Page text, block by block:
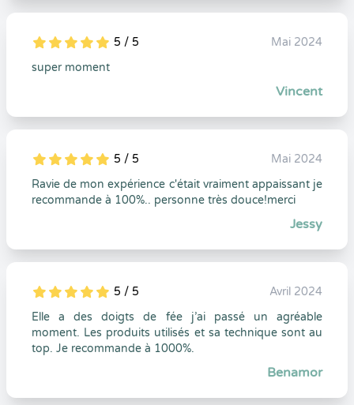
5
1
5
0 5 / 5
Mai 2024
super moment
Vincent
5
1
5
0 5 / 5
Mai 2024
Ravie de mon expérience c'était vraiment appaissant je
recommande à 100%.. personne très douce!merci
Jessy
5
1
5
0 5 / 5
Avril 2024
Elle a des doigts de fée j’ai passé un agréable
moment. Les produits utilisés et sa technique sont au
top. Je recommande à 1000%.
Benamor